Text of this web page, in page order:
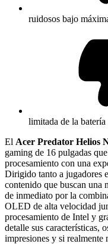
ruidosos bajo
limitada de la batería
El Acer Predator Helios
gaming de 16 pulgadas
procesamiento con una
Dirigido tanto a jugadores
contenido que buscan una
de inmediato por la
OLED de alta velocidad
procesamiento de Intel y
detalle sus características,
impresiones y si realmente